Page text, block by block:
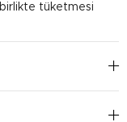
birlikte tüketmesi